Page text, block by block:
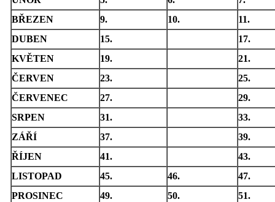
BŘEZEN
9. 10.
11.
DUBEN
15.
17.
KVĚTEN
19.
21.
ČERVEN
23.
25.
ČERVENEC
27.
29.
SRPEN
31.
33.
ZÁŘÍ
37.
39.
ŘÍJEN
41.
43.
LISTOPAD
45. 46.
47.
PROSINEC
49. 50. 51.